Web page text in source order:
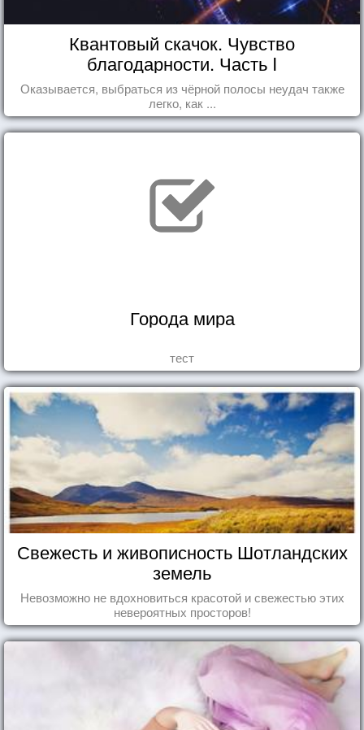
Квантовый скачок. Чувство
благодарности. Часть I
Оказывается, выбраться из чёрной полосы неудач также
легко, как ...
Города мира
тест
Свежесть и живописность Шотландских
земель
Невозможно не вдохновиться красотой и свежестью этих
невероятных просторов!